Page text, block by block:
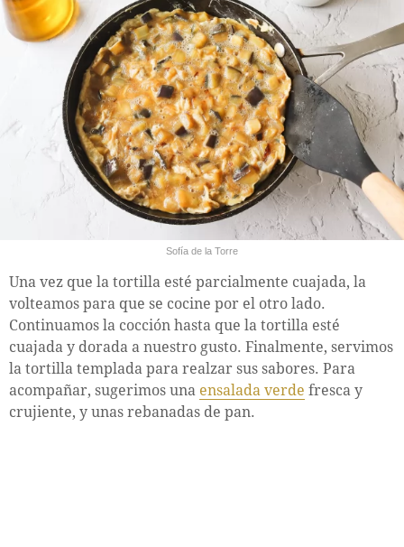
Sofía de la Torre
Una vez que la tortilla esté parcialmente cuajada, la
volteamos para que se cocine por el otro lado.
Continuamos la cocción hasta que la tortilla esté
cuajada y dorada a nuestro gusto. Finalmente, servimos
la tortilla templada para realzar sus sabores. Para
acompañar, sugerimos una ensalada verde fresca y
crujiente, y unas rebanadas de pan.